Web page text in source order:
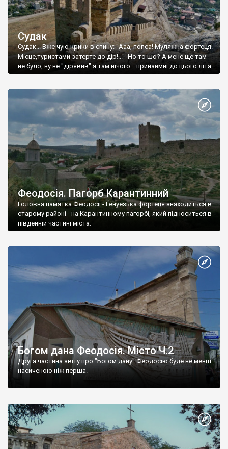
Судак
Судак... Вже чую крики в спину: "Ааа, попса! Муляжна фортеця!
Місце,туристами затерте до дір!..." Но то шо? А мене ще там
не було, ну не "дірявив" я там нічого... принаймні до цього літа.
Феодосія. Пагорб Карантинний
Головна памятка Феодосії - Генуезька фортеця знаходиться в
старому районі - на Карантинному пагорбі, який підноситься в
південній частині міста.
Богом дана Феодосія. Місто Ч.2
Друга частина звіту про "Богом дану" Феодосію буде не менш
насиченою ніж перша.